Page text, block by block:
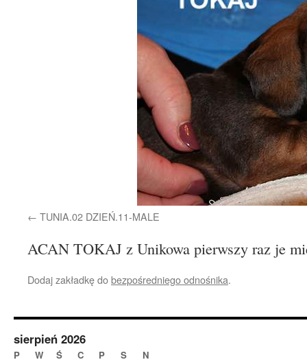
TUNIA.02 DZIEŃ.11-MALE
ACAN TOKAJ z Unikowa pierwszy raz je
Dodaj zakładkę dobezpośredniego odnośnika.
sierpień 2026
P W Ś C P S N